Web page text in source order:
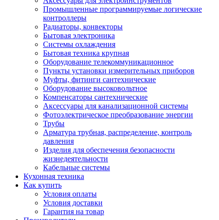
Промышленные программируемые логические
контроллеры
Радиаторы, конвекторы
Бытовая электроника
Системы охлаждения
Бытовая техника крупная
Оборудование телекоммуникационное
Пункты установки измерительных приборов
Муфты, фитинги сантехнические
Оборудование высоковольтное
Компенсаторы сантехнические
Аксессуары для канализационной системы
Фотоэлектрическое преобразование энергии
Трубы
Арматура трубная, распределение, контроль
давления
Изделия для обеспечения безопасности
жизнедеятельности
Кабельные системы
Кухонная техника
Как купить
Условия оплаты
Условия доставки
Гарантия на товар